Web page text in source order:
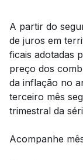
A partir do
de juros em
ficais adotadas
preço dos
da inflação no
terceiro mês
trimestral da
Acompanhe